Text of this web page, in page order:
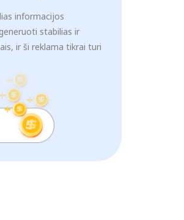
informacijos
stabilias ir
ir ši reklama tikrai turi